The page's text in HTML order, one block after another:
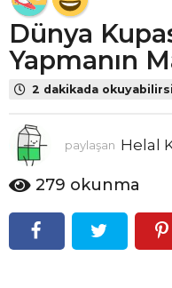
ı
ö
n
c
8
ı
n
Dünya
Yapmanın
2 dakikada
paylaşan Helal
279 okunma